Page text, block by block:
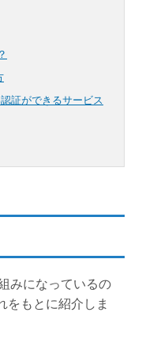
証ができるサービス
みになっているの
をもとに紹介しま